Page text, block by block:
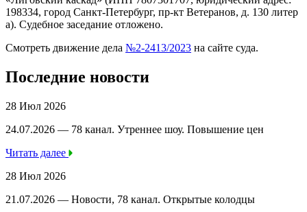
198334, город Санкт-Петербург, пр-кт Ветеранов, д. 130 литер
а). Судебное заседание отложено.
Смотреть движение дела №2-2413/2023 на сайте суда.
Последние новости
28 Июл 2026
24.07.2026 — 78 канал. Утреннее шоу. Повышение цен
Читать далее
28 Июл 2026
21.07.2026 — Новости, 78 канал. Открытые колодцы